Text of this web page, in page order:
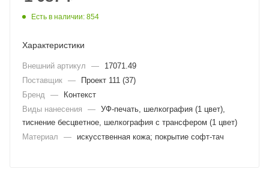
Есть в наличии: 854
Характеристики
Внешний артикул —
17071.49
Поставщик —
Проект 111 (37)
Бренд
—
Контекст
Виды нанесения
— УФ-печать, шелкография (1 цвет),
тиснение бесцветное, шелкография с трансфером (1 цвет)
Материал
— искусственная кожа; покрытие софт-тач